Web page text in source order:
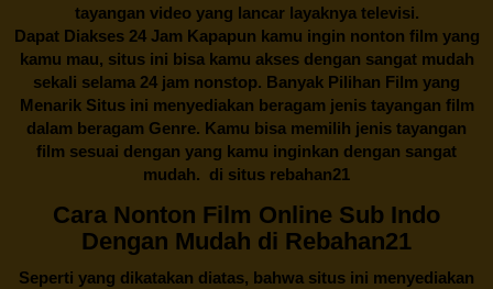
tayangan video yang lancar layaknya televisi.
Dapat Diakses 24 Jam Kapapun kamu ingin nonton film yang
kamu mau, situs ini bisa kamu akses dengan sangat mudah
sekali selama 24 jam nonstop. Banyak Pilihan Film yang
Menarik Situs ini menyediakan beragam jenis tayangan film
dalam beragam Genre. Kamu bisa memilih jenis tayangan
film sesuai dengan yang kamu inginkan dengan sangat
mudah. di situs rebahan21
Cara Nonton Film Online Sub Indo
Dengan Mudah di Rebahan21
Seperti yang dikatakan diatas, bahwa situs ini menyediakan